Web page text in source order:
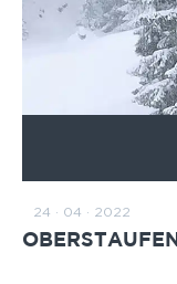
24 · 04 · 2022
OBERSTAUFEN